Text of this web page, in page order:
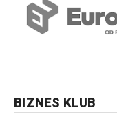
BIZNES KLUB